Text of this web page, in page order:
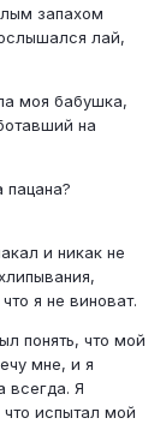
запахом
лай,
моя бабушка,
на
пацана?
и никак не
я не виноват.
понять, что мой
мне, и я
всегда. Я
испытал мой